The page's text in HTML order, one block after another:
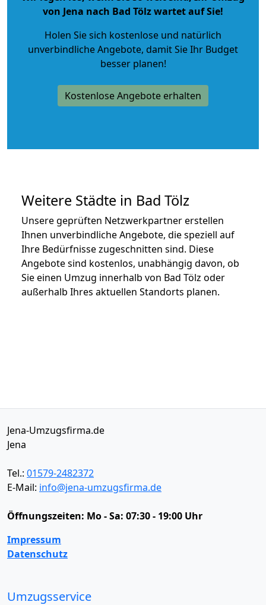
von Jena nach Bad Tölz wartet auf Sie!
Holen Sie sich kostenlose und natürlich
unverbindliche Angebote, damit Sie Ihr Budget
besser planen!
Kostenlose Angebote erhalten
Weitere Städte in Bad Tölz
Unsere geprüften Netzwerkpartner erstellen
Ihnen unverbindliche Angebote, die speziell auf
Ihre Bedürfnisse zugeschnitten sind. Diese
Angebote sind kostenlos, unabhängig davon, ob
Sie einen Umzug innerhalb von Bad Tölz oder
außerhalb Ihres aktuellen Standorts planen.
Jena-Umzugsfirma.de
Jena
Tel.: 01579-2482372
E-Mail: info@jena-umzugsfirma.de
Öffnungszeiten: Mo - Sa: 07:30 - 19:00 Uhr
Impressum
Datenschutz
Umzugsservice